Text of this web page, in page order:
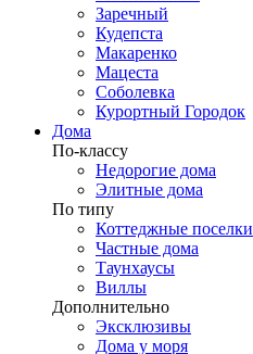
Заречный
Кудепста
Макаренко
Мацеста
Соболевка
Курортный Городок
Дома
По-классу
Недорогие дома
Элитные дома
По типу
Коттеджные поселки
Частные дома
Таунхаусы
Виллы
Дополнительно
Эксклюзивы
Дома у моря